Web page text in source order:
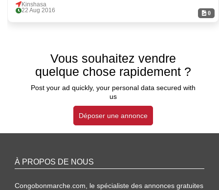
0
Kinshasa
22 Aug 2016
Vous souhaitez vendre
quelque chose rapidement ?
Post your ad quickly, your personal data secured with
us
Déposer une annonce
À PROPOS DE NOUS
Congobonmarche.com, le spécialiste des annonces gratuites